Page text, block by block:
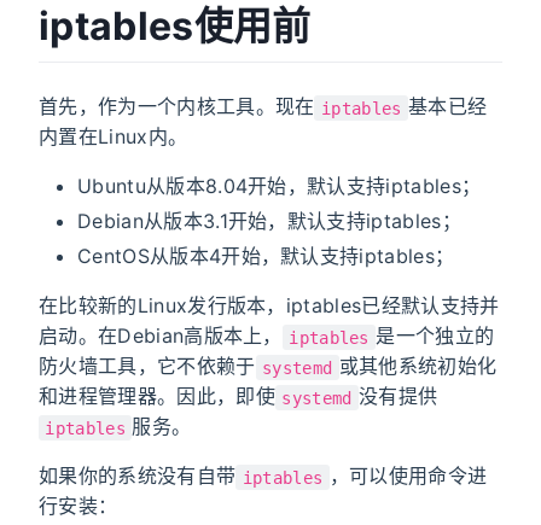
iptables使用前
首先，作为一个内核工具。现在 iptables 基本已经
内置在Linux内。
Ubuntu从版本8.04开始，默认支持iptables；
Debian从版本3.1开始，默认支持iptables；
CentOS从版本4开始，默认支持iptables；
在比较新的Linux发行版本，iptables已经默认支持并
启动。在Debian高版本上，
iptables 是一个独立的
防火墙工具，它不依赖于 systemd 或其他系统初始化
和进程管理器。因此，即使 systemd 没有提供
iptables 服务。
如果你的系统没有自带 iptables ，可以使用命令进
行安装：